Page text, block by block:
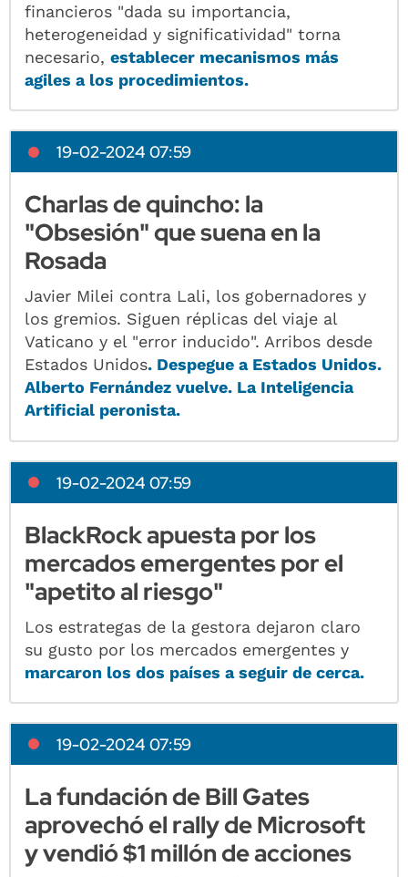
financieros "dada su importancia,
heterogeneidad y significatividad" torna
necesario,establecer mecanismos más
agiles a los procedimientos.
19-02-2024 07:59
Charlas de quincho: la
"Obsesión" que suena en la
Rosada
Javier Milei contra Lali, los gobernadores y
los gremios. Siguen réplicas del viaje al
Vaticano y el "error inducido". Arribos desde
Estados Unidos. Despegue a Estados Unidos.
Alberto Fernández vuelve. La Inteligencia
Artificial peronista.
19-02-2024 07:59
BlackRock apuesta por los
mercados emergentes por el
"apetito al riesgo"
Los estrategas de la gestora dejaron claro
su gusto por los mercados emergentes y
marcaron los dos países a seguir de cerca.
19-02-2024 07:59
La fundación de Bill Gates
aprovechó el rally de Microsoft
y vendió $1 millón de acciones